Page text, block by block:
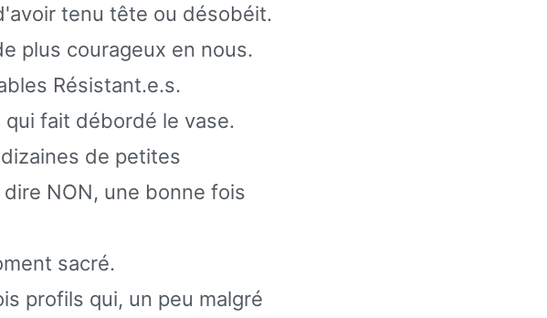
tenu tête ou désobéit.
plus courageux en nous.
Résistant.e.s.
fait débordé le vase.
de petites
NON, une bonne fois
sacré.
profils qui, un peu malgré